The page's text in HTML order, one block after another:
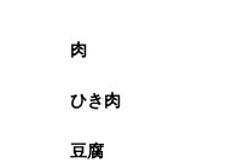
肉
ひき肉
豆腐